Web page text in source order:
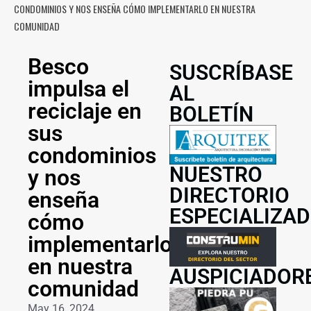
CONDOMINIOS Y NOS ENSEÑA CÓMO IMPLEMENTARLO EN NUESTRA
COMUNIDAD
Besco
impulsa el
reciclaje en
sus
condominios
y nos
enseña
cómo
implementarlo
en nuestra
comunidad
SUSCRÍBASE
AL
BOLETÍN
NUESTRO
DIRECTORIO